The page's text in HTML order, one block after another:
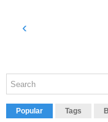
‹
Popular Tags